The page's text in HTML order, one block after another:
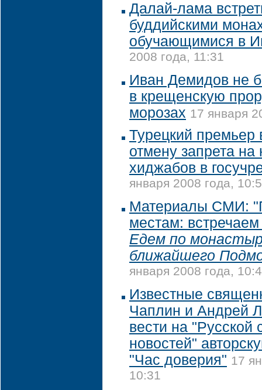
Далай-лама
буддийскими
обучающимися в
2008 года, 11:31
Иван Демидов не
в крещенскую
морозах 17 января
Турецкий премьер
отмену запрета
хиджабов в
января 2008 года,
Материалы СМИ:
местам:
Едем по
ближайшего
января 2008 года,
Известные
Чаплин и Андрей
вести на "Русской
новостей"
"Час доверия" 17
10:31